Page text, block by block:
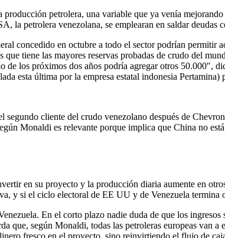
petrolera, una variable que ya venía
petrolera venezolana, se emplearan en saldar deudas
concedido en octubre a todo el sector podrían permitir
tiene las mayores reservas probadas de crudo del
los próximos dos años podría agregar otros 50.000″,
esta última por la empresa estatal indonesia
cliente del crudo venezolano después de
Monaldi es relevante porque implica que China no
en su proyecto y la producción diaria aumente en
y si el ciclo electoral de EE UU y de Venezuela termina
En el corto plazo nadie duda de que los
que, según Monaldi, todas las petroleras europeas van
fresco en el proyecto, sino reinvirtiendo el flujo de